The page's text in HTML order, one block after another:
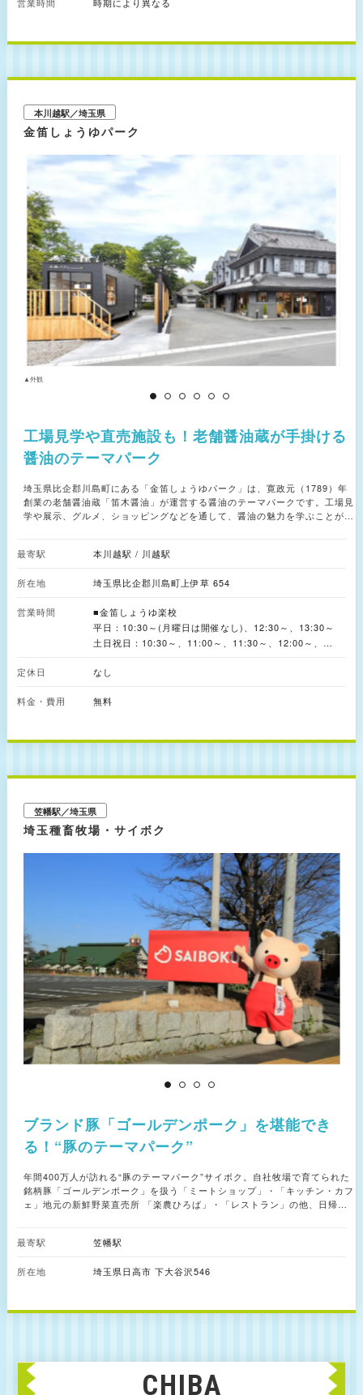
谷の仲間たちによるショーや、映像×音の演出が楽しめます。 冒険と思索の
用可能）などがあります。「ヘムレンさんの遊園地」は、小説『ムーミン谷
の仲間たち』より“しずかなのが好きなヘムレンさん”のストーリーをモチー
フにしたアスレチック。自然の素材を使ったツリーハウスで、吊り橋を渡っ
たり、景色を楽しんだりすることができます。 そのほかにも、8ｍ超のムー
ミン谷の巨大ジオラマを観られる「コケムスエリア」、自然の中に静かに佇
む「スナフキンのテント」、ムーミンパパがつくった「水浴び小屋」、『ム
ーミンパパ海へいく』でムーミン一家が移住した「灯台」など、物語の世界
観に浸れるスポットが点在。 また、四季折々の花々を鑑賞できる花壇も点
在しており、ルピナス、ネモフィラ、菜の花、すみれ、アイスチューリッ
プ、ヒマワリなど、訪れるたびに色彩の変化を楽しめます。 (C)Moomin
Characters TM
本川越駅／埼玉県
金笛しょうゆパーク
▲外観
工場見学や直売施設も！老舗醤油蔵が手掛ける
醤油のテーマパーク
埼玉県比企郡川島町にある「金笛しょうゆパーク」は、寛政元（1789）年
創業の老舗醤油蔵「笛木醤油」が運営する醤油のテーマパークです。工場見
学や展示、グルメ、ショッピングなどを通して、醤油の魅力を学ぶことがで
味わって、買って楽しめるのが魅力です。 「金笛しょうゆ楽校」では、大
ら、醤油づくりの工程を学ぶことが可能。「前蔵」では醤油の歴史や川島町
「仕込み蔵」では発酵の仕組みや奥深さを体感できます。イベント開催時に
は、もろみをかき混ぜたり、しぼったりすることもできます。 「金笛ミ
ニ・ミュージアム」は、醤油づくりの工程を映像や展示で紹介しているエリ
って変化していく様子をわかりやすく学べます。 「しょうゆ蔵のレストラ
ン」では、出汁と醤油の美味しさを生かした料理を提供。店内で製麺する
メニューなどを味わえます。 敷地内には「本店」と「江戸蔵店」の2つの直
ろげる「のんびり広場」、ブランコや一本橋、木桶のツリーハウスを備えた
30分 見学料金：無料（当日受付可能・予約優先）
最寄駅 本川越駅 / 川越駅
所在地 埼玉県比企郡川島町上伊草 654
営業時間
■金笛しょうゆ楽校
平日：10:30～(月曜日は開催なし)、12:30～、13:30～
土日祝日：10:30～、11:00～、11:30～、12:00～、
～
■ショップ
定休日 なし
料金・費用 無料
笠幡駅／埼玉県
埼玉種畜牧場・サイボク
ブランド豚「ゴールデンポーク」を堪能でき
る！“豚のテーマパーク”
年間400万人が訪れる“豚のテーマパーク”サイボク。自社牧場で育てられた
銘柄豚「ゴールデンポーク」を扱う「ミートショップ」・「キッチン・カフ
ェ」地元の新鮮野菜直売所 「楽農ひろば」・「レストラン」の他、日帰り
最寄駅
笠幡駅
所在地 埼玉県日高市 下大谷沢546
CHIBA